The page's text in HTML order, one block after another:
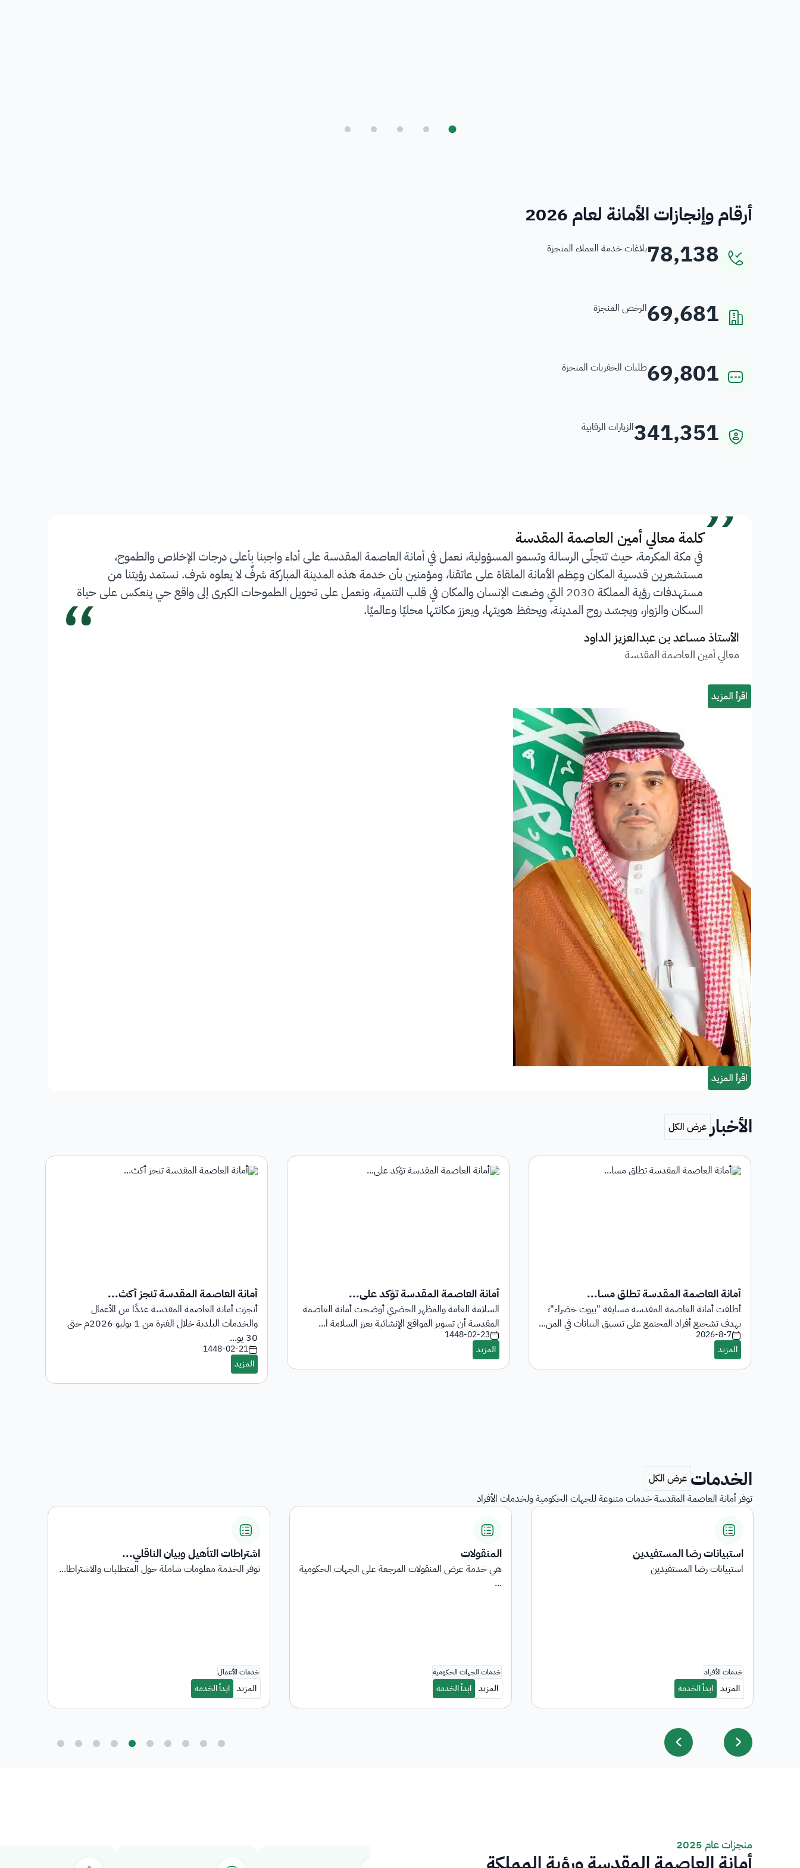
أرقام وإنجازات الأمانة لعام 2026
78,138بلاغات خدمة العملاء المنجزة
69,681الرخص المنجزة
69,801طلبات الحفريات المنجزة
341,351الزيارات الرقابية
”كلمة معالي أمين العاصمة المقدسة
في مكة المكرمة، حيث تتجلّى الرسالة وتسمو المسؤولية، نعمل في أمانة العاصمة المقدسة على أداء واجبنا بأعلى درجات الإخلاص والطموح،
مستشعرين قدسية المكان وعِظم الأمانة الملقاة على عاتقنا، ومؤمنين بأن خدمة هذه المدينة المباركة شرفٌ لا يعلوه شرف. نستمد رؤيتنا من
مستهدفات رؤية المملكة 2030 التي وضعت الإنسان والمكان في قلب التنمية، ونعمل على تحويل الطموحات الكبرى إلى واقع حي ينعكس على حياة
السكان والزوار، ويجسّد روح المدينة، ويحفظ هويتها، ويعزز مكانتها محليًا وعالميًا.
الأستاذ مساعد بن عبدالعزيز الداود
معالي أمين العاصمة المقدسة “
الأخبار
أمانة العاصمة المقدسة تطلق مسا...
أطلقت أمانة العاصمة المقدسة مسابقة "بيوت خضراء"؛
بهدف تشجيع أفراد المجتمع على تنسيق النباتات في المن...
2026-8-7
أمانة العاصمة المقدسة تؤكد على...
السلامة العامة والمظهر الحضري أوضحت أمانة العاصمة
المقدسة أن تسوير المواقع الإنشائية يعزز السلامة ا...
1448-02-23
أمانة العاصمة المقدسة تنجز أكث...
أنجزت أمانة العاصمة المقدسة عددًا من الأعمال
والخدمات البلدية خلال الفترة من 1 يوليو 2026م حتى
30 يو...
1448-02-21
الخدمات
توفر أمانة العاصمة المقدسة خدمات متنوعة للجهات الحكومية ولخدمات الأفراد
استبيانات رضا المستفيدين
استبيانات رضا المستفيدين
المنقولات
هي خدمة عرض المنقولات المرجعة على الجهات الحكومية
...
اشتراطات التأهيل وبيان الناقلي...
توفر الخدمة معلومات شاملة حول المتطلبات والاشتراطا...
منجزات عام 2025